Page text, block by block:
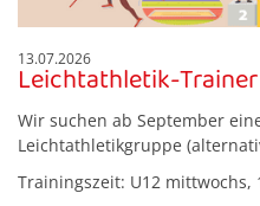
13.07.2026
Leichtathletik-Trainer
Wir suchen ab September
Leichtathletikgruppe
Trainingszeit: U12 mittwochs,